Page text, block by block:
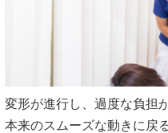
変形が進行し、過度な負担
本来のスムーズな動きに戻